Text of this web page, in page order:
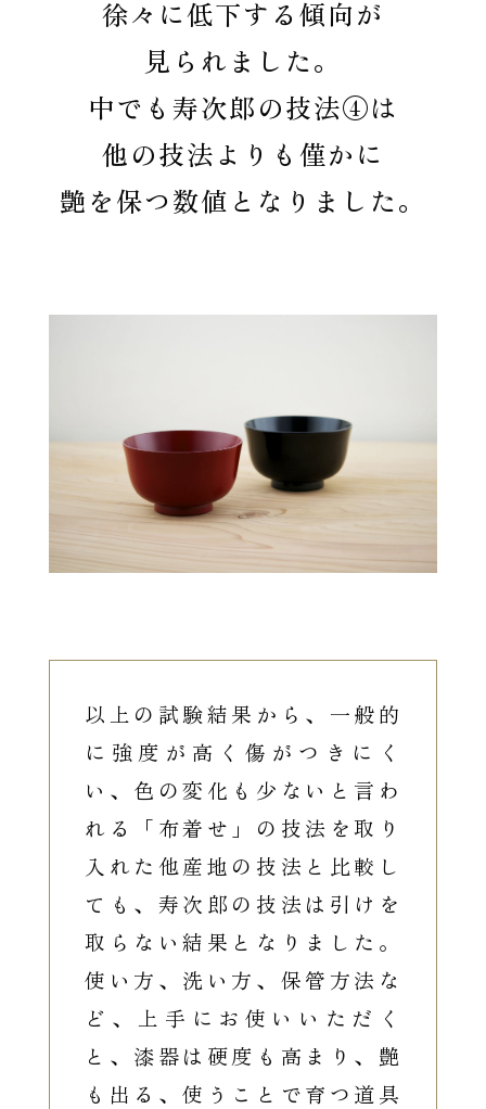
徐々に低下する傾向が
見られました。
中でも寿次郎の技法④は
他の技法よりも僅かに
艶を保つ数値となりました。
以上の試験結果から、一般的
に強度が高く傷がつきにく
い、色の変化も少ないと言わ
れる「布着せ」の技法を取り
入れた他産地の技法と比較し
ても、寿次郎の技法は引けを
取らない結果となりました。
使い方、洗い方、保管方法な
ど、上手にお使いいただく
と、漆器は硬度も高まり、艶
も出る、使うことで育つ道具